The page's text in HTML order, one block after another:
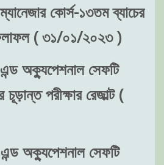
কোর্স-১৩তম ব্যাচের
ফলাফল ( ৩১/০১/২০২৩ )
অক্যুপেশনাল সেফটি
পরীক্ষার রেজাল্ট (
অক্যুপেশনাল সেফটি